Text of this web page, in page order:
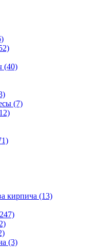
(40)
(7)
кирпича (13)
(3)